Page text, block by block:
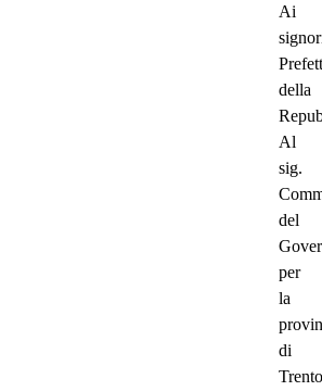
Ai
della
Al
sig.
del
per
la
di
Trento